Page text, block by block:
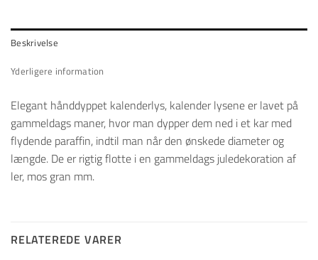
Beskrivelse
Yderligere information
Elegant hånddyppet kalenderlys, kalender lysene er lavet på
gammeldags maner, hvor man dypper dem ned i et kar med
flydende paraffin, indtil man når den ønskede diameter og
længde. De er rigtig flotte i en gammeldags juledekoration af
ler, mos gran mm.
RELATEREDE VARER